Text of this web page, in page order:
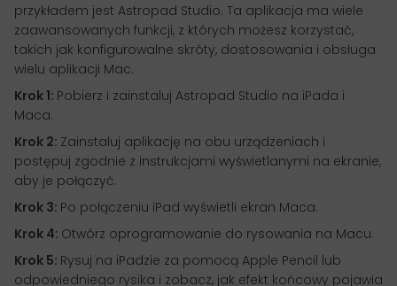
przykładem jest Astropad Studio. Ta aplikacja ma wiele
zaawansowanych funkcji, z których możesz korzystać,
takich jak konfigurowalne skróty, dostosowania i obsługa
wielu aplikacji Mac.
Krok 1: Pobierz i zainstaluj Astropad Studio na iPada i
Maca.
Krok 2: Zainstaluj aplikację na obu urządzeniach i
postępuj zgodnie z instrukcjami wyświetlanymi na ekranie,
aby je połączyć.
Krok 3: Po połączeniu iPad wyświetli ekran Maca.
Krok 4: Otwórz oprogramowanie do rysowania na Macu.
Krok 5: Rysuj na iPadzie za pomocą Apple Pencil lub
odpowiedniego rysika i zobacz, jak efekt końcowy pojawia